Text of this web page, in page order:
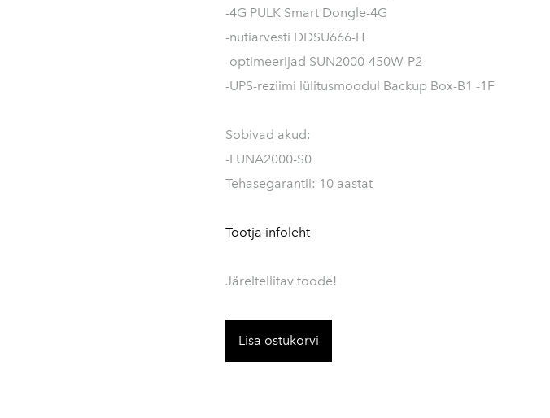
-4G PULK Smart Dongle-4G
-nutiarvesti DDSU666-H
-optimeerijad SUN2000-450W-P2
-UPS-reziimi lülitusmoodul Backup Box-B1 -1F
Sobivad akud:
-LUNA2000-S0
Tehasegarantii: 10 aastat
Tootja infoleht
Järeltellitav toode!
Lisa ostukorvi